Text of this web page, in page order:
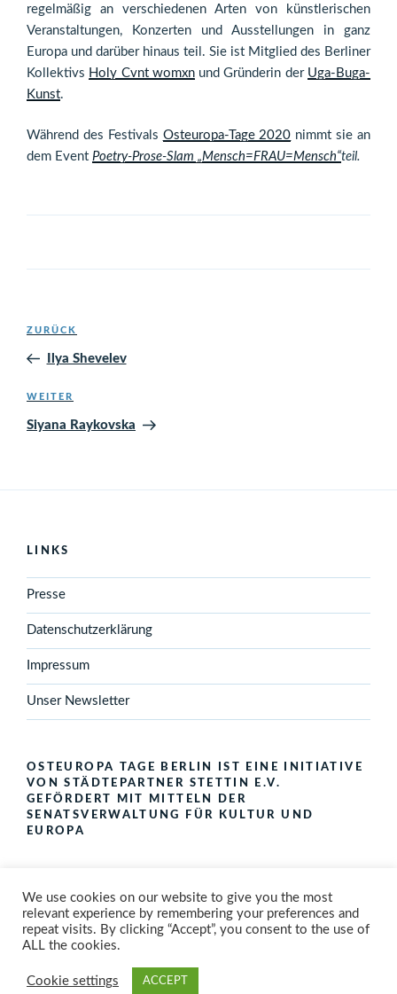
regelmäßig an verschiedenen Arten von künstlerischen
Veranstaltungen, Konzerten und Ausstellungen in ganz
Europa und darüber hinaus teil. Sie ist Mitglied des Berliner
Kollektivs Holy Cvnt womxnund Gründerin der Uga-Buga-
Kunst.
Während des Festivals Osteuropa-Tage 2020 nimmt sie an
dem Event Poetry-Prose-Slam „Mensch=FRAU=Mensch“teil.
Beitragsnavigation
Vorheriger
Beitrag
ZURÜCK
Ilya Shevelev
Nächster
Beitrag
WEITER
Siyana Raykovska
LINKS
Presse
Datenschutzerklärung
Impressum
Unser Newsletter
OSTEUROPA TAGE BERLIN IST EINE INITIATIVE
VON STÄDTEPARTNER STETTIN E.V.
GEFÖRDERT MIT MITTELN DER
SENATSVERWALTUNG FÜR KULTUR UND
EUROPA
uns
We use cookies on our website to give you the most
relevant experience by remembering your preferences and
repeat visits. By clicking “Accept”, you consent to the use of
ALL the cookies.
Cookie settings ACCEPT